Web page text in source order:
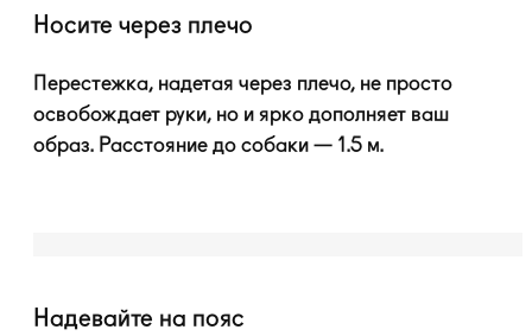
Носите через плечо
Перестежка, надетая через плечо, не просто
освобождает руки, но и ярко дополняет ваш
образ. Расстояние до собаки — 1.5 м.
Надевайте на пояс